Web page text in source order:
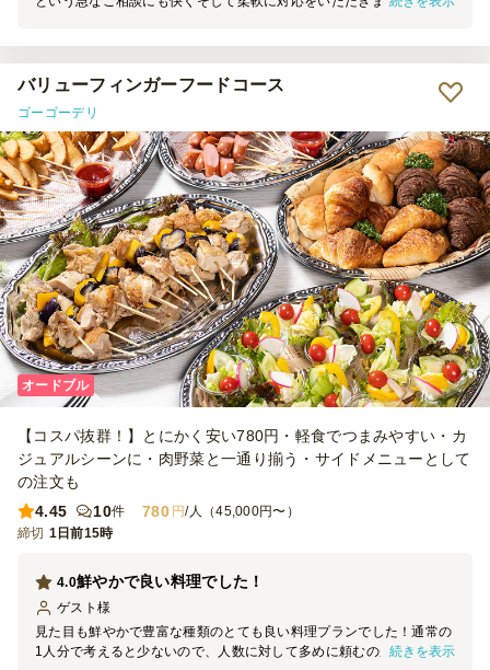
いう声が多かったです！
バリューフィンガーフードコース
ゴーゴーデリ
オードブル
【コスパ抜群！】とにかく安い780円・軽食でつまみやすい・カ
ジュアルシーンに・肉野菜と一通り揃う・サイドメニューとして
の注文も
4.45
10件 780 円/人（45,000円〜）
締切 1日前15時
鮮やかで良い料理でした！
4.0
ゲスト 様
見た目も鮮やかで豊富な種類のとても良い料理プランでした！通常の
1人分で考えると少ないので、人数に対して多めに頼むのが良さそう
続きを表示